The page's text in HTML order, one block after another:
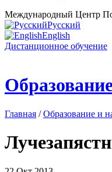
Международный Центр
Русский
English
Дистанционное обучение
Главная /Образование и